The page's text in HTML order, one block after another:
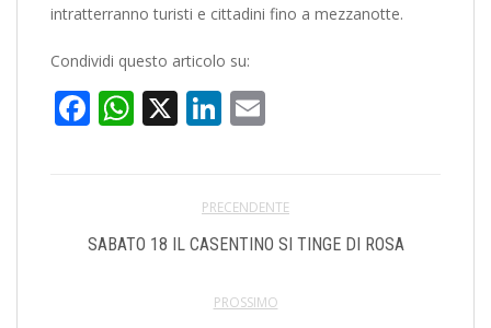
intratterranno turisti e cittadini fino a mezzanotte.
Condividi questo articolo su:
Facebook
WhatsApp
X LinkedIn
PRECENDENTE
SABATO 18 IL CASENTINO SI TINGE DI ROSA
PROSSIMO